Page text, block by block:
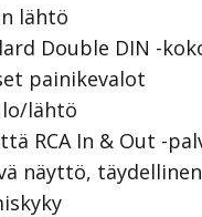
lähtö
Double DIN -
painikevalot
lähtö
RCA In & Out -
näyttö, täydellinen